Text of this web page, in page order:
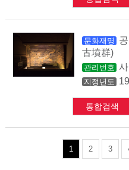
문화재명 공
古墳群)
관리번호 사
지정년도
통합검색
1 2 3